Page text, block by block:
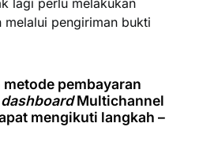
lagi perlu melakukan
pengiriman bukti
pembayaran
dashboardMultichannel
mengikuti langkah –